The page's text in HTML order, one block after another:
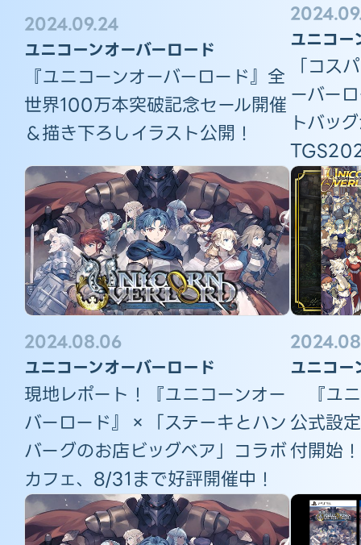
2024.09.24
ユニコーンオーバーロード
『ユニコーンオーバーロード』全
世界100万本突破記念セール開催
＆描き下ろしイラスト公開！
ユニコー
「コス
ーバー
トバッ
2024.08.06
ユニコーンオーバーロード
現地レポート！『ユニコーンオー
バーロード』×「ステーキとハン
バーグのお店ビッグベア」コラボ
カフェ、8/31まで好評開催中！
ユニコー
『ユ
公式設
付開始！